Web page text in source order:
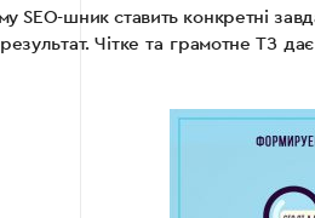
SEO-шник ставить конкретні
Чітке та грамотне ТЗ